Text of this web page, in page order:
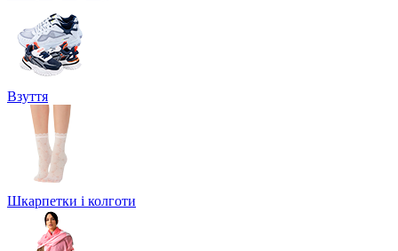
Взуття
Шкарпетки і колготи